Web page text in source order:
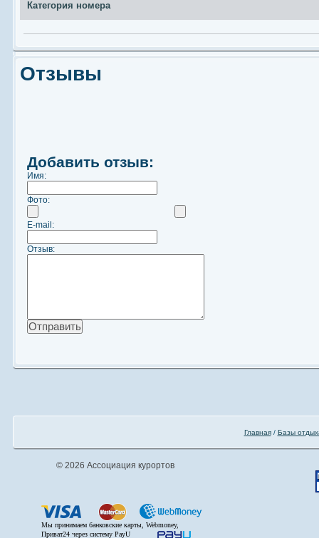
Категория номера
Отзывы
Добавить отзыв:
Имя:
Фото:
E-mail:
Отзыв:
Главная/ Базы
© 2026 Ассоциация курортов
Мы принимаем банковские карты, Webmoney,
Приват24 через систему PayU